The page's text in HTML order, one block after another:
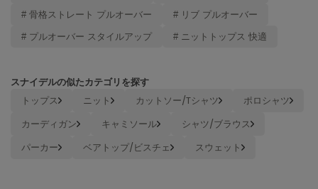
On
Onitsuka Tiger
ORGUE
# 骨格ストレート プルオーバー # リブ プルオーバー
# プルオーバー スタイルアップ # ニットトップス 快適
スナイデルの似たカテゴリを探す
トップス ニット カットソー/Tシャツ
ポロシャツ
カーディガン
キャミソール
シャツ/ブラウス
パーカー
ベアトップ/ビスチェ スウェット